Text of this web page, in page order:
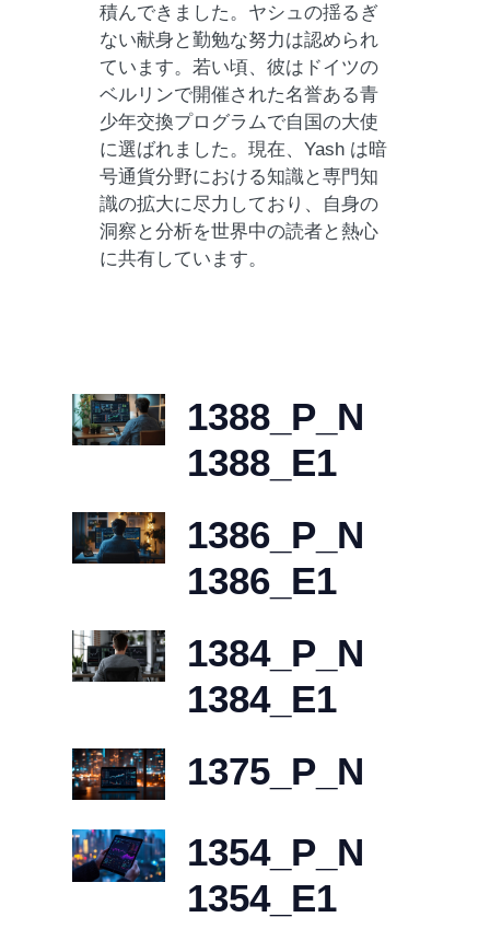
積んできました。ヤシュの揺るぎ
ない献身と勤勉な努力は認められ
ています。若い頃、彼はドイツの
ベルリンで開催された名誉ある青
少年交換プログラムで自国の大使
に選ばれました。現在、Yash は暗
号通貨分野における知識と専門知
識の拡大に尽力しており、自身の
洞察と分析を世界中の読者と熱心
に共有しています。
1388_P_N
1388_E1
1386_P_N
1386_E1
1384_P_N
1384_E1
1375_P_N
1354_P_N
1354_E1